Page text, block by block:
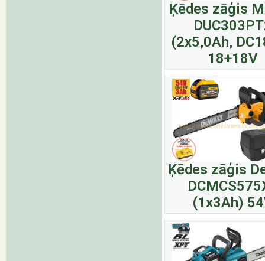
Ķēdes zāģis
(2x5,0Ah,
18+18V
Ķēdes zāģis
(1x3Ah)